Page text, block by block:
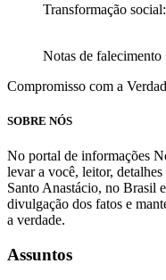
Transformação
Notas de falecimento
Compromisso com a
SOBRE NÓS
No portal de informações
levar a você, leitor,
Santo Anastácio, no Brasil
divulgação dos fatos e
a verdade.
Assuntos